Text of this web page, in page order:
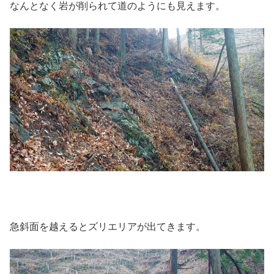
なんとなく岩が削られて道のようにも見えます。
急斜面を越えるとズリエリアが出てきます。